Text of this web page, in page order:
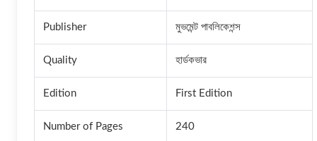
Publisher মুভমেন্ট পাবলিকেশন্স
Quality হার্ডকভার
Edition First Edition
Number of Pages 240